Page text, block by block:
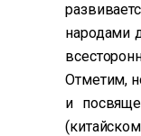
народами
Отметим,
и